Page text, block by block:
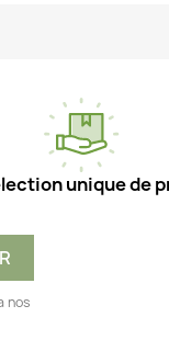
unique de
nos